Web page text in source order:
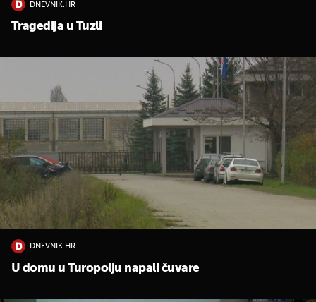
DNEVNIK.HR
Tragedija u Tuzli
DNEVNIK.HR
U domu u Turopolju napali čuvare